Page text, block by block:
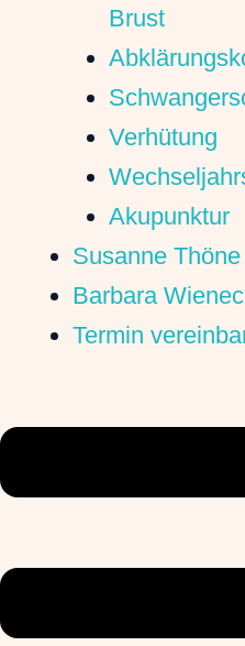
Brust
Verhütung
Akupunktur
Susanne Thöne
Barbara
Termin